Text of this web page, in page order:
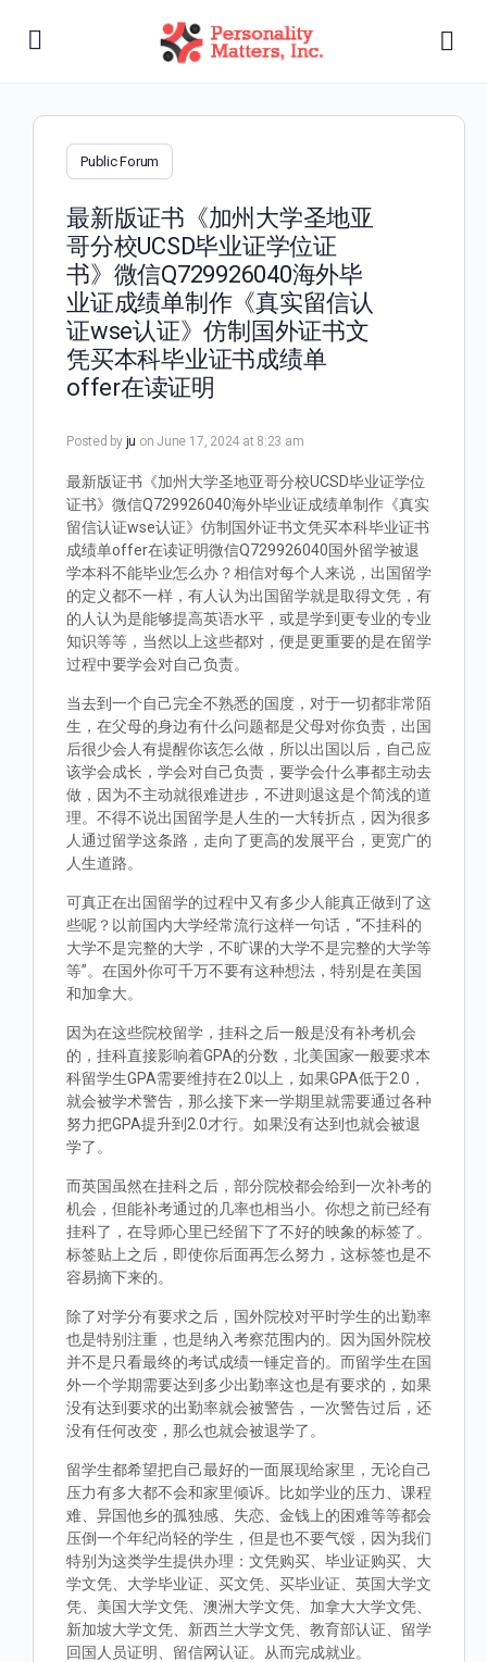
Public Forum
最新版证书《加州大学圣地亚
哥分校UCSD毕业证学位证
书》微信Q729926040海外毕
业证成绩单制作《真实留信认
证wse认证》仿制国外证书文
凭买本科毕业证书成绩单
offer在读证明
Posted by ju on June 17, 2024 at 8:23 am
最新版证书《加州大学圣地亚哥分校UCSD毕业证学位
证书》微信Q729926040海外毕业证成绩单制作《真实
留信认证wse认证》仿制国外证书文凭买本科毕业证书
成绩单offer在读证明微信Q729926040国外留学被退
学本科不能毕业怎么办？相信对每个人来说，出国留学
的定义都不一样，有人认为出国留学就是取得文凭，有
的人认为是能够提高英语水平，或是学到更专业的专业
知识等等，当然以上这些都对，便是更重要的是在留学
过程中要学会对自己负责。
当去到一个自己完全不熟悉的国度，对于一切都非常陌
生，在父母的身边有什么问题都是父母对你负责，出国
后很少会人有提醒你该怎么做，所以出国以后，自己应
该学会成长，学会对自己负责，要学会什么事都主动去
做，因为不主动就很难进步，不进则退这是个简浅的道
理。不得不说出国留学是人生的一大转折点，因为很多
人通过留学这条路，走向了更高的发展平台，更宽广的
人生道路。
可真正在出国留学的过程中又有多少人能真正做到了这
些呢？以前国内大学经常流行这样一句话，“不挂科的
大学不是完整的大学，不旷课的大学不是完整的大学等
等”。在国外你可千万不要有这种想法，特别是在美国
和加拿大。
因为在这些院校留学，挂科之后一般是没有补考机会
的，挂科直接影响着GPA的分数，北美国家一般要求本
科留学生GPA需要维持在2.0以上，如果GPA低于2.0，
就会被学术警告，那么接下来一学期里就需要通过各种
努力把GPA提升到2.0才行。如果没有达到也就会被退
学了。
而英国虽然在挂科之后，部分院校都会给到一次补考的
机会，但能补考通过的几率也相当小。你想之前已经有
挂科了，在导师心里已经留下了不好的映象的标签了。
标签贴上之后，即使你后面再怎么努力，这标签也是不
容易摘下来的。
除了对学分有要求之后，国外院校对平时学生的出勤率
也是特别注重，也是纳入考察范围内的。因为国外院校
并不是只看最终的考试成绩一锤定音的。而留学生在国
外一个学期需要达到多少出勤率这也是有要求的，如果
没有达到要求的出勤率就会被警告，一次警告过后，还
没有任何改变，那么也就会被退学了。
留学生都希望把自己最好的一面展现给家里，无论自己
压力有多大都不会和家里倾诉。比如学业的压力、课程
难、异国他乡的孤独感、失恋、金钱上的困难等等都会
压倒一个年纪尚轻的学生，但是也不要气馁，因为我们
特别为这类学生提供办理：文凭购买、毕业证购买、大
学文凭、大学毕业证、买文凭、买毕业证、英国大学文
凭、美国大学文凭、澳洲大学文凭、加拿大大学文凭、
新加坡大学文凭、新西兰大学文凭、教育部认证、留学
回国人员证明、留信网认证。从而完成就业。